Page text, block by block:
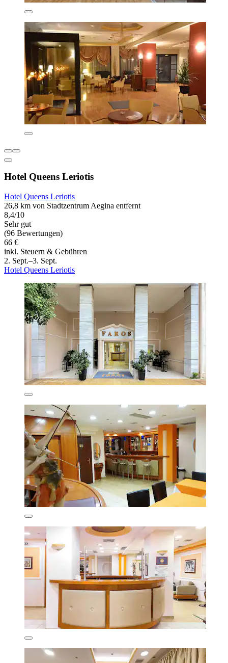
Hotel Queens Leriotis
Hotel Queens Leriotis
26,8 km von Stadtzentrum Aegina entfernt
8,4/10
Sehr gut
(96 Bewertungen)
66 €
inkl. Steuern & Gebühren
2. Sept.–3. Sept.
Hotel Queens Leriotis